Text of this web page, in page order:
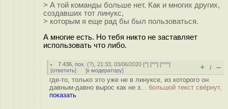
> А той команды больше нет. Как и многих других,
создавших тот линукс,
> которым я еще рад бы был пользоваться.
А многие есть. Но тебя никто не заставляет
использовать что либо.
7.436 ,пох. (?), 21:33, 03/06/2020 [^] [^^] [^^^]
[ответить] [к модератору] + / –
где-то, только это уже не в линуксе, из которого он
давным-давно вырос как не з... большой текст свёрнут,
показать